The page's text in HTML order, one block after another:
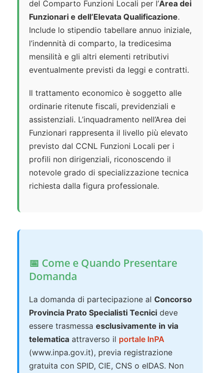
del Comparto Funzioni Locali per l’Area dei
Funzionari e dell’Elevata Qualificazione.
Include lo stipendio tabellare annuo iniziale,
l’indennità di comparto, la tredicesima
mensilità e gli altri elementi retributivi
eventualmente previsti da leggi e contratti.
Il trattamento economico è soggetto alle
ordinarie ritenute fiscali, previdenziali e
assistenziali. L’inquadramento nell’Area dei
Funzionari rappresenta il livello più elevato
previsto dal CCNL Funzioni Locali per i
profili non dirigenziali, riconoscendo il
notevole grado di specializzazione tecnica
richiesta dalla figura professionale.
📅 Come e Quando Presentare
Domanda
La domanda di partecipazione al Concorso
Provincia Prato Specialisti Tecnici deve
essere trasmessa esclusivamente in via
telematica attraverso il portale InPA
(www.inpa.gov.it), previa registrazione
gratuita con SPID, CIE, CNS o eIDAS. Non